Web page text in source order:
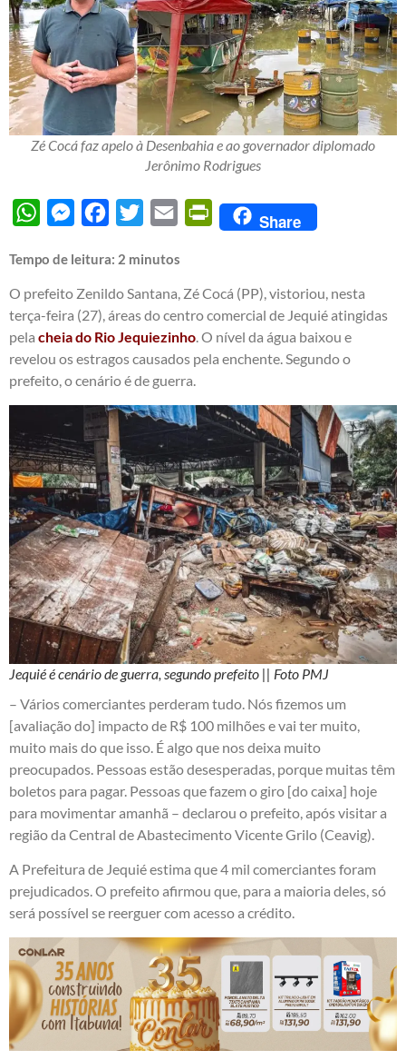
Zé Cocá faz apelo à Desenbahia e ao governador diplomado
Jerônimo Rodrigues
WhatsAppMessengerFacebook
Twitter Email PrintFriendly
Share
Tempo de leitura: 2 minutos
O prefeito Zenildo Santana, Zé Cocá (PP), vistoriou, nesta
terça-feira (27), áreas do centro comercial de Jequié atingidas
pela cheia do Rio Jequiezinho. O nível da água baixou e
revelou os estragos causados pela enchente. Segundo o
prefeito, o cenário é de guerra.
Jequié é cenário de guerra, segundo prefeito || Foto PMJ
– Vários comerciantes perderam tudo. Nós fizemos um
[avaliação do] impacto de R$ 100 milhões e vai ter muito,
muito mais do que isso. É algo que nos deixa muito
preocupados. Pessoas estão desesperadas, porque muitas têm
boletos para pagar. Pessoas que fazem o giro [do caixa] hoje
para movimentar amanhã – declarou o prefeito, após visitar a
região da Central de Abastecimento Vicente Grilo (Ceavig).
A Prefeitura de Jequié estima que 4 mil comerciantes foram
prejudicados. O prefeito afirmou que, para a maioria deles, só
será possível se reerguer com acesso a crédito.